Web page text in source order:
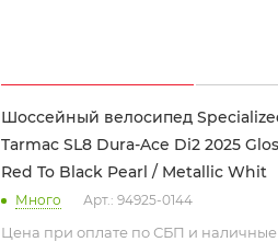
Шоссейный велосипед
Tarmac SL8 Dura-Ace Di2 2025
Red To Black Pearl / Metallic Whit
Много Арт.: 94925-0144
Цена при оплате по СБП и наличные